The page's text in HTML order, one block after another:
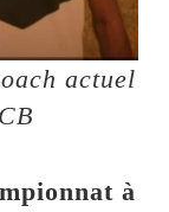
actuel
à